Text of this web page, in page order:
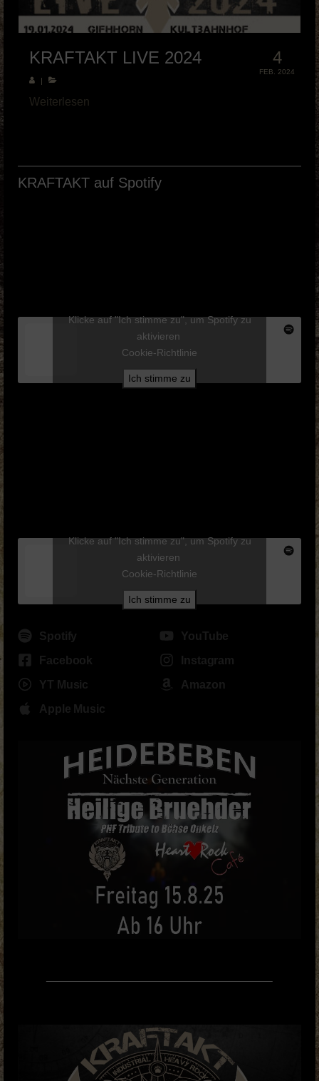
4
FEB. 2024
KRAFTAKT LIVE 2024
|
Weiterlesen
KRAFTAKT auf Spotify
Klicke auf "Ich stimme zu", um Spotify zu
aktivieren
Cookie-Richtlinie
Ich stimme zu
Klicke auf "Ich stimme zu", um Spotify zu
aktivieren
Cookie-Richtlinie
Ich stimme zu
Spotify
YouTube
Facebook
Instagram
YT Music
Amazon
Apple Music